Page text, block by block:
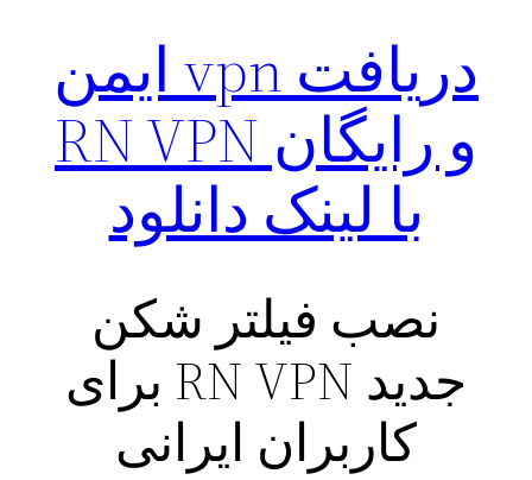
دریافت vpn ایمن
و رایگان RN VPN
با لینک دانلود
نصب فیلتر شکن
جدید RN VPN برای
کاربران ایرانی